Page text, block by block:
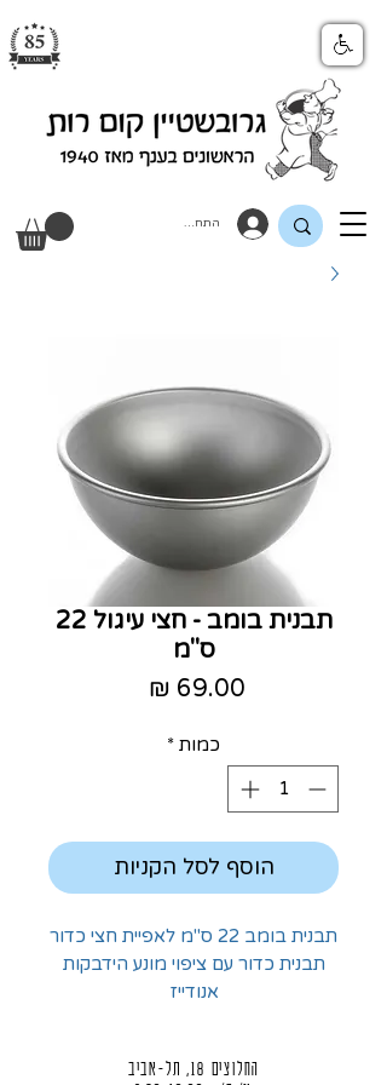
התחבר
תבנית בומב - חצי עיגול 22
ס"מ
כמות *
הוסף לסל הקניות
תבנית בומב 22 ס"מ לאפיית חצי כדור
תבנית כדור עם ציפוי מונע הידבקות
אנודייז
החלוצים 18, תל-אביב